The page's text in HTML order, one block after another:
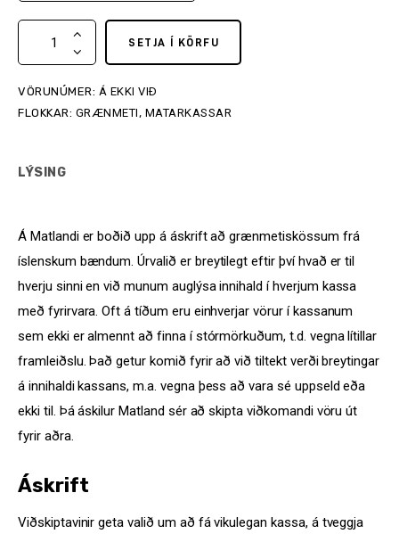
SETJA Í KÖRFU
VÖRUNÚMER: Á EKKI VIÐ
FLOKKAR: GRÆNMETI, MATARKASSAR
LÝSING
Á Matlandi er boðið upp á áskrift að grænmetiskössum frá
íslenskum bændum. Úrvalið er breytilegt eftir því hvað er til
hverju sinni en við munum auglýsa innihald í hverjum kassa
með fyrirvara. Oft á tíðum eru einhverjar vörur í kassanum
sem ekki er almennt að finna í stórmörkuðum, t.d. vegna lítillar
framleiðslu. Það getur komið fyrir að við tiltekt verði breytingar
á innihaldi kassans, m.a. vegna þess að vara sé uppseld eða
ekki til. Þá áskilur Matland sér að skipta viðkomandi vöru út
fyrir aðra.
Áskrift
Viðskiptavinir geta valið um að fá vikulegan kassa, á tveggja